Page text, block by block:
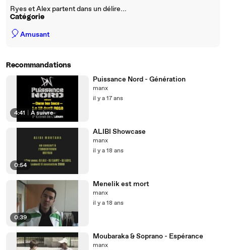
Ryes et Alex partent dans un délire...
Catégorie
🎈Amusant
Recommandations
4:41 À suivre
Puissance Nord - Génération
manx
il y a 17 ans
0:54
ALIBI Showcase
manx
il y a 18 ans
0:39
Menelik est mort
manx
il y a 18 ans
Moubaraka & Soprano - Espérance
manx